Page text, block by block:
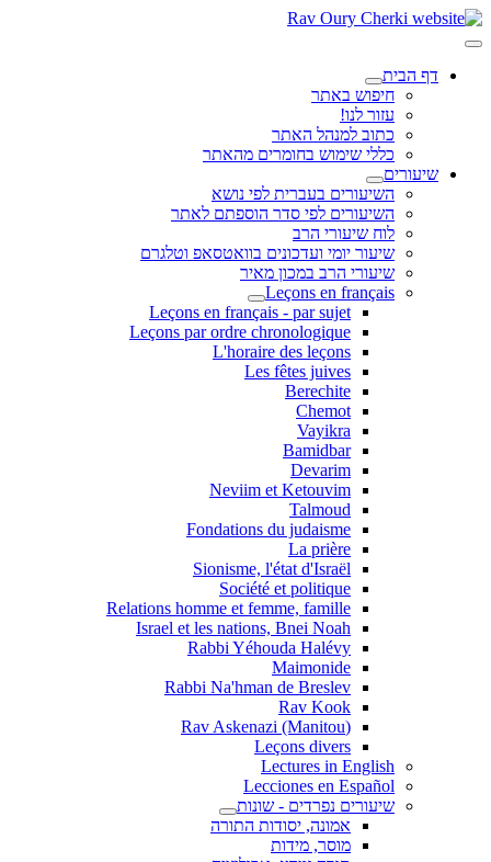
דף הבית
חיפוש באתר
עזור לנו!
כתוב למנהל האתר
כללי שימוש בחומרים מהאתר
שיעורים
השיעורים בעברית לפי נושא
השיעורים לפי סדר הוספתם לאתר
לוח שיעורי הרב
שיעור יומי ועדכונים בוואטסאפ וטלגרם
שיעורי הרב במכון מאיר
Leçons en français
Leçons en français - par sujet
Leçons par ordre chronologique
L'horaire des leçons
Les fêtes juives
Berechite
Chemot
Vayikra
Bamidbar
Devarim
Neviim et Ketouvim
Talmoud
Fondations du judaisme
La prière
Sionisme, l'état d'Israël
Société et politique
Relations homme et femme, famille
Israel et les nations, Bnei Noah
Rabbi Yéhouda Halévy
Maimonide
Rabbi Na'hman de Breslev
Rav Kook
(Rav Askenazi (Manitou
Leçons divers
Lectures in English
Lecciones en Español
שיעורים נפרדים - שונות
אמונה, יסודות התורה
מוסר, מידות